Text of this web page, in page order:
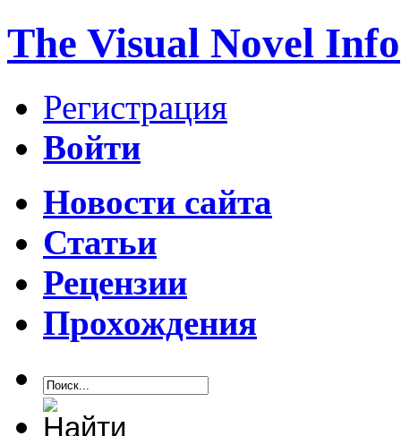
The Visual Novel Info
Регистрация
Войти
Новости сайта
Статьи
Рецензии
Прохождения